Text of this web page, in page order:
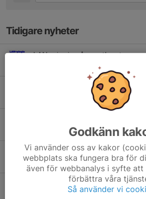
Tidigare nyheter
LAN+pingis på sportlovet
Årsmöte söndag 2025-12-14
0
25 nov 2025 0
Dags för tipspromenader
4 maj 2025 1
Hjälp oss med bingolotter
28 nov 2024 0
Godkänn
Vi använder oss av kakor
webbplats ska fungera bra för
även för webbanalys i syfte att
förbättra våra
Så använder vi